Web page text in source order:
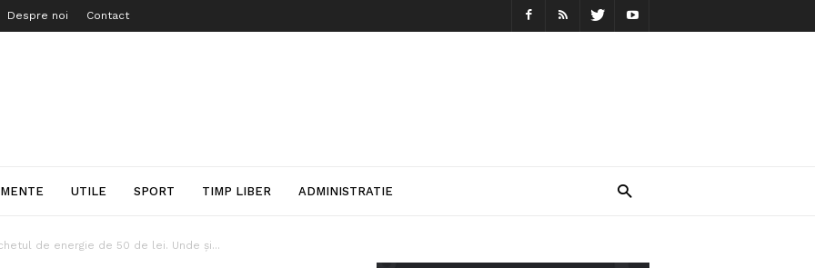
Despre noi Contact
UTILE SPORT TIMP LIBER ADMINISTRATIE
de energie de 50 de lei. Unde și...